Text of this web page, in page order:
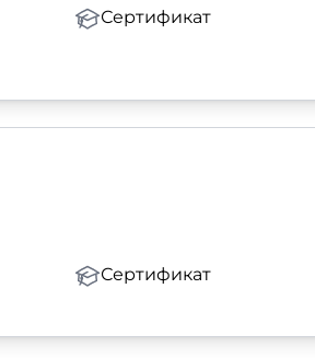
Сертификат
Сертификат